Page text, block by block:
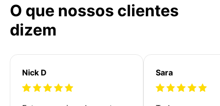
O que nossos clientes
dizem
Nick D Sara